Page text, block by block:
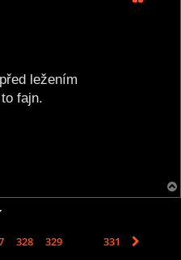
ležením
fajn.
328 329 331